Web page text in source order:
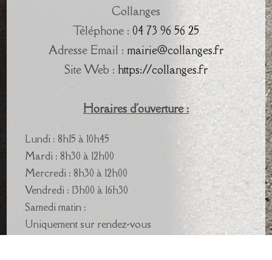
Collanges
Téléphone : 04 73 96 56 25
Adresse Email : mairie@collanges.fr
Site Web : https://collanges.fr
Horaires d'ouverture :
Lundi : 8h15 à 10h45
Mardi : 8h30 à 12h00
Mercredi : 8h30 à 12h00
Vendredi : 13h00 à 16h30
Samedi matin :
Uniquement sur rendez-vous